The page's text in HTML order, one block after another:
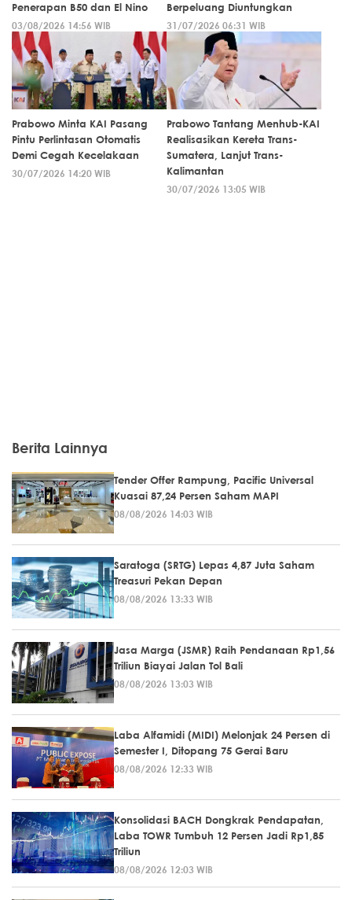
Penerapan B50 dan El Nino
03/08/2026 14:56 WIB
Berpeluang Diuntungkan
31/07/2026 06:31 WIB
Prabowo Minta KAI Pasang
Pintu Perlintasan Otomatis
Demi Cegah Kecelakaan
30/07/2026 14:20 WIB
Prabowo Tantang Menhub-KAI
Realisasikan Kereta Trans-
Sumatera, Lanjut Trans-
Kalimantan
30/07/2026 13:05 WIB
Berita Lainnya
Tender Offer Rampung, Pacific Universal
Kuasai 87,24 Persen Saham MAPI
08/08/2026 14:03 WIB
Saratoga (SRTG) Lepas 4,87 Juta Saham
Treasuri Pekan Depan
08/08/2026 13:33 WIB
Jasa Marga (JSMR) Raih Pendanaan Rp1,56
Triliun Biayai Jalan Tol Bali
08/08/2026 13:03 WIB
Laba Alfamidi (MIDI) Melonjak 24 Persen di
Semester I, Ditopang 75 Gerai Baru
08/08/2026 12:33 WIB
Konsolidasi BACH Dongkrak Pendapatan,
Laba TOWR Tumbuh 12 Persen Jadi Rp1,85
Triliun
08/08/2026 12:03 WIB